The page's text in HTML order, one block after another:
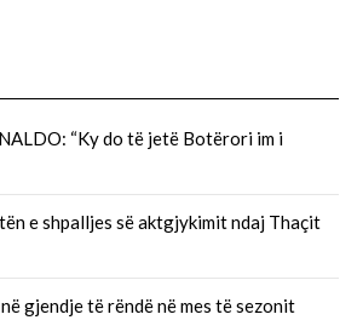
“Ky do të jetë Botërori im i
e shpalljes së aktgjykimit ndaj Thaçit
gjendje të rëndë në mes të sezonit